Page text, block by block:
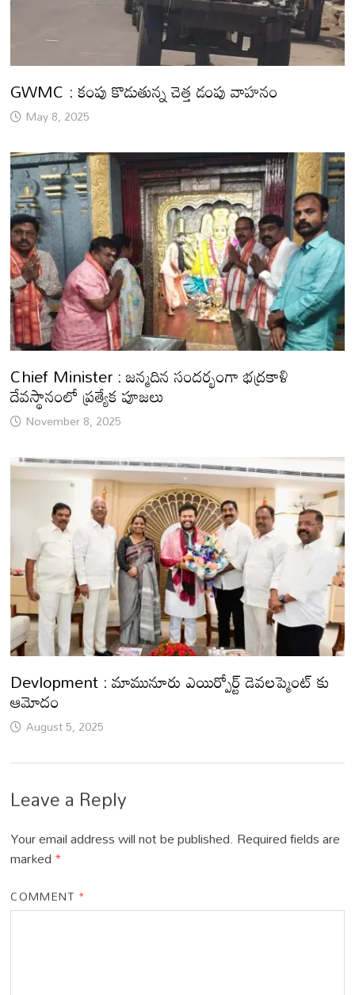
GWMC : కంపు కొడుతున్న చెత్త డంపు వాహనం
May 8, 2025
Chief Minister : జన్మదిన సందర్భంగా భద్రకాళి
దేవస్థానంలో ప్రత్యేక పూజలు
November 8, 2025
Devlopment : మామునూరు ఎయిర్పోర్ట్ డెవలప్మెంట్ కు
ఆమోదం
August 5, 2025
Leave a Reply
Your email address will not be published. Required fields are
marked*
COMMENT *